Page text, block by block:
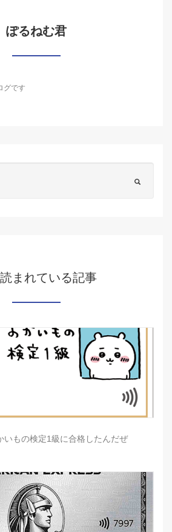
ぽるねむ君
グです
まれている記事
いもの検定1級に合格したんだぜ